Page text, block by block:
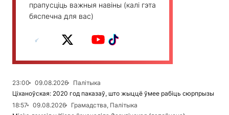
прапусціць важныя навіны (калі гэта
бяспечна для вас)
23:00 09.08.2026
Палітыка
Ціханоўская: 2020 год паказаў, што жыццё ўмее рабіць сюрпрызы
18:57
09.08.2026
Грамадства, Палітыка